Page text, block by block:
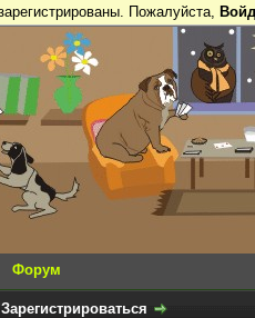
Пожалуйста,
Форум
Зарегистрироваться